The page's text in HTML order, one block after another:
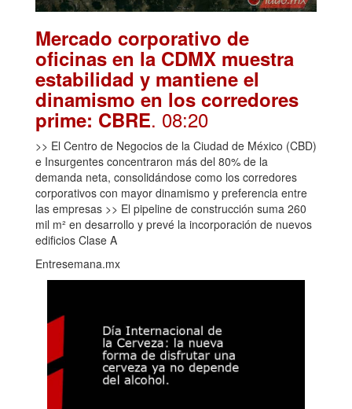
Mercado corporativo de
oficinas en la CDMX muestra
estabilidad y mantiene el
dinamismo en los corredores
prime: CBRE. 08:20
>> El Centro de Negocios de la Ciudad de México (CBD)
e Insurgentes concentraron más del 80% de la
demanda neta, consolidándose como los corredores
corporativos con mayor dinamismo y preferencia entre
las empresas >> El pipeline de construcción suma 260
mil m² en desarrollo y prevé la incorporación de nuevos
edificios Clase A
Entresemana.mx